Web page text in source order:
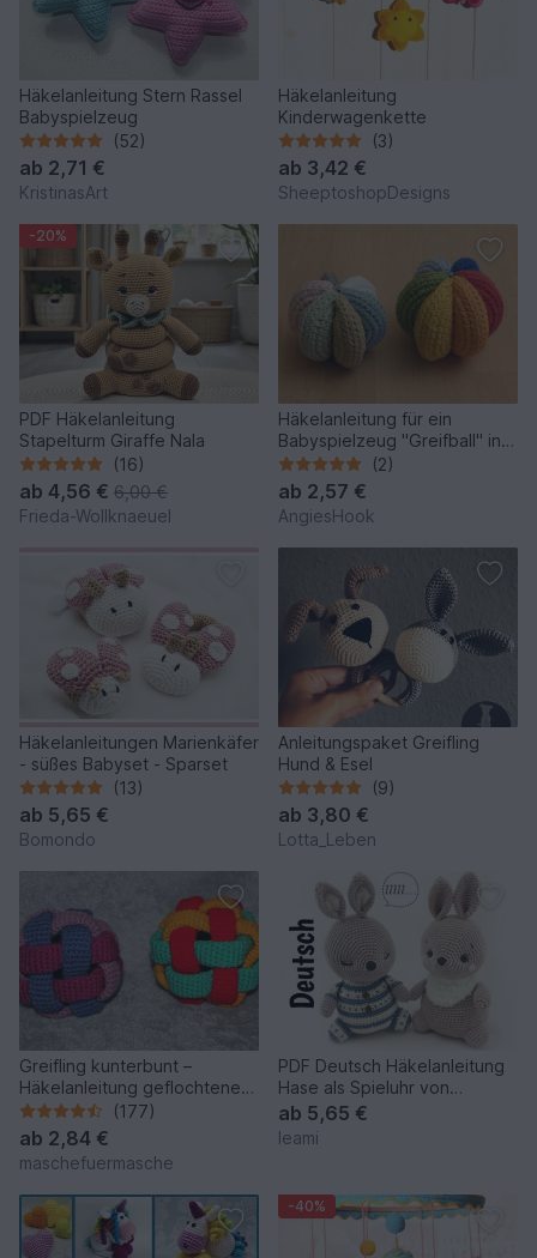
Häkelanleitung Stern Rassel
Babyspielzeug
(52)
ab 2,71 €
KristinasArt
Häkelanleitung
Kinderwagenkette
(3)
ab 3,42 €
SheeptoshopDesigns
-20%
PDF Häkelanleitung
Stapelturm Giraffe Nala
(16)
ab 4,56 € 6,00 €
Frieda-Wollknaeuel
Häkelanleitung für ein
Babyspielzeug "Greifball" in 2
Größen
(2)
ab 2,57 €
AngiesHook
Häkelanleitungen Marienkäfer
- süßes Babyset - Sparset
(13)
ab 5,65 €
Bomondo
Anleitungspaket Greifling
Hund & Esel
(9)
ab 3,80 €
Lotta_Leben
Greifling kunterbunt –
Häkelanleitung geflochtener
Greifball fürs Baby
(177)
ab 2,84 €
maschefuermasche
PDF Deutsch Häkelanleitung
Hase als Spieluhr von
leamigurumi
ab 5,65 €
leami
-40%